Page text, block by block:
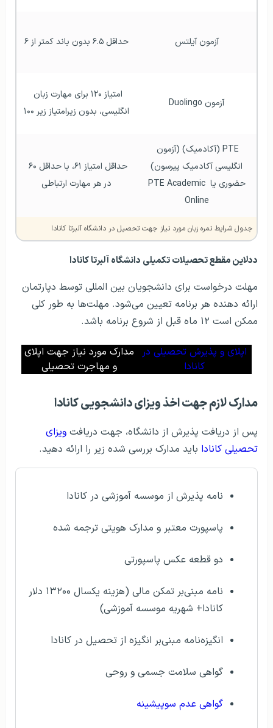
آزمون آیلتس حداقل ۶.۵ بدون باند کمتر از ۶
آزمون Duolingo
انگلیسی، بدون زیرامتیاز زیر ۱۰۰
انگلیسی آکادمیک پیرسون)
حضوری یا PTE Academic
Online
در هر مهارت ارتباطی
جدول شرایط نمره زبان مورد نیاز جهت تحصیل در دانشگاه آلبرتا کانادا
ددلاین مقطع تحصیلات تکمیلی دانشگاه آلبرتا کانادا
مهلت درخواست برای دانشجویان بین المللی توسط دپارتمان
ارائه دهنده هر برنامه تعیین می‌شود. مهلت‌ها به طور کلی
ممکن است ۱۲ ماه قبل از شروع برنامه باشد.
اپلای و پذیرش تحصیلی در
کانادا
مدارک مورد نیاز جهت اپلای
و مهاجرت تحصیلی
مدارک لازم جهت اخذ ویزای دانشجویی کانادا
پس از دریافت پذیرش از دانشگاه، جهت دریافت ویزای
تحصیلی کانادا باید مدارک بررسی شده زیر را ارائه دهید.
نامه پذیرش از موسسه آموزشی در کانادا
پاسپورت معتبر و مدارک هویتی ترجمه شده
دو قطعه عکس پاسپورتی
نامه مبنی‌بر تمکن مالی (هزینه یکسال ۱۳۲۰۰ دلار
کانادا+ شهریه موسسه آموزشی)
انگیزه‌نامه مبنی‌بر انگیزه از تحصیل در کانادا
گواهی سلامت جسمی و روحی
گواهی عدم سوپیشینه